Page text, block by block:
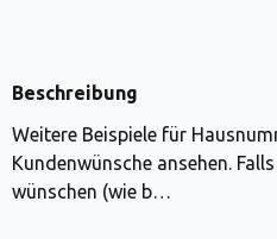
Beschreibung
Weitere Beispiele für
Kundenwünsche ansehen.
wünschen (wie b…